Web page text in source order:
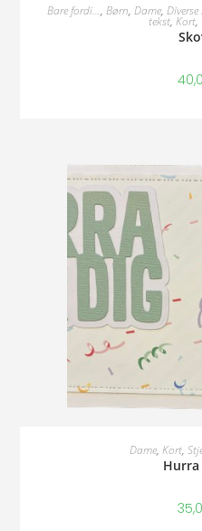
Bare fordi..., Børn, Dame,
tekst, Kort,
Dame, Kort,